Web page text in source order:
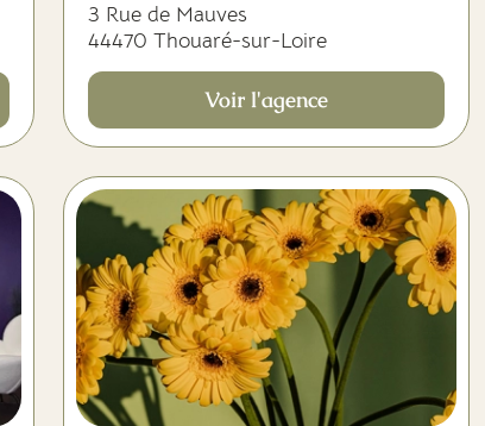
3 Rue de Mauves
44470 Thouaré-sur-Loire
Voir l'agence